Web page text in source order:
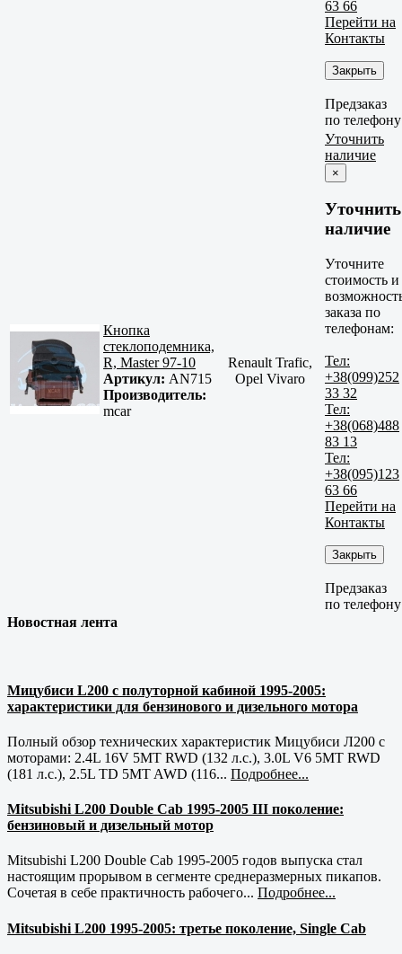
63 66
Перейти на
Контакты
Закрыть
Предзаказ
по телефону
Кнопка
стеклоподемника,
R, Master 97-10
Артикул: AN715
Производитель:
mcar
Renault Trafic,
Opel Vivaro
Уточнить
наличие
×
Уточнить
наличие
Уточните
стоимость и
заказа по
телефонам:
Тел:
+38(099)252
33 32
Тел:
+38(068)488
83 13
Тел:
+38(095)123
63 66
Перейти на
Контакты
Закрыть
Предзаказ
по телефону
Новостная лента
Мицубиси L200 с полуторной кабиной 1995-2005:
характеристики для бензинового и дизельного мотора
Полный обзор технических характеристик Мицубиси Л200 с
моторами: 2.4L 16V 5MT RWD (132 л.с.), 3.0L V6 5MT RWD
(181 л.с.), 2.5L TD 5MT AWD (116... Подробнее...
Mitsubishi L200 Double Cab 1995-2005 III поколение:
бензиновый и дизельный мотор
Mitsubishi L200 Double Cab 1995-2005 годов выпуска стал
настоящим прорывом в сегменте среднеразмерных пикапов.
Сочетая в себе практичность рабочего... Подробнее...
Mitsubishi L200 1995-2005: третье поколение, Single Cab